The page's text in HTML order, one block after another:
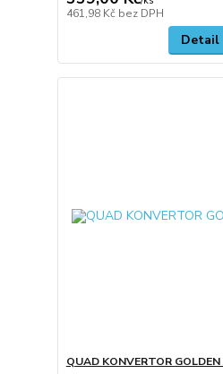
461,98 Kč bez DPH
Detail
QUAD KONVERTOR